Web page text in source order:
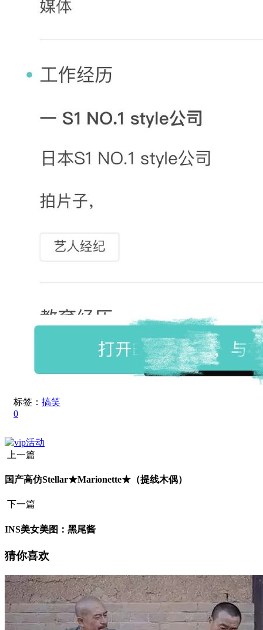
标签： 搞笑
0
上一篇
国产高仿Stellar★Marionette★（提线木偶）
下一篇
INS美女美图：黑尾酱
猜你喜欢